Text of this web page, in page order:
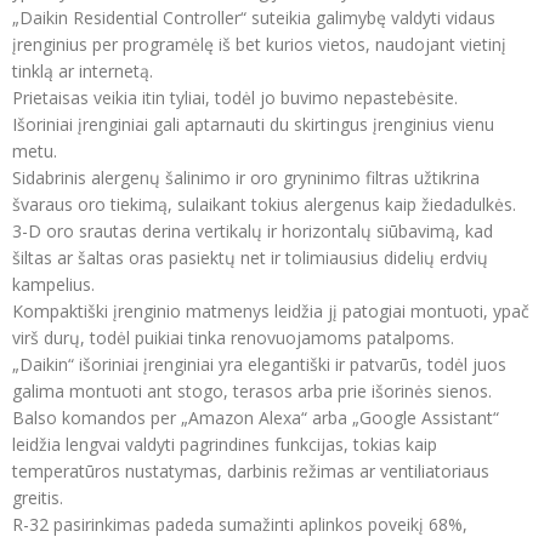
„Daikin Residential Controller“ suteikia galimybę valdyti vidaus
įrenginius per programėlę iš bet kurios vietos, naudojant vietinį
tinklą ar internetą.
Prietaisas veikia itin tyliai, todėl jo buvimo nepastebėsite.
Išoriniai įrenginiai gali aptarnauti du skirtingus įrenginius vienu
metu.
Sidabrinis alergenų šalinimo ir oro gryninimo filtras užtikrina
švaraus oro tiekimą, sulaikant tokius alergenus kaip žiedadulkės.
3-D oro srautas derina vertikalų ir horizontalų siūbavimą, kad
šiltas ar šaltas oras pasiektų net ir tolimiausius didelių erdvių
kampelius.
Kompaktiški įrenginio matmenys leidžia jį patogiai montuoti, ypač
virš durų, todėl puikiai tinka renovuojamoms patalpoms.
„Daikin“ išoriniai įrenginiai yra elegantiški ir patvarūs, todėl juos
galima montuoti ant stogo, terasos arba prie išorinės sienos.
Balso komandos per „Amazon Alexa“ arba „Google Assistant“
leidžia lengvai valdyti pagrindines funkcijas, tokias kaip
temperatūros nustatymas, darbinis režimas ar ventiliatoriaus
greitis.
R-32 pasirinkimas padeda sumažinti aplinkos poveikį 68%,